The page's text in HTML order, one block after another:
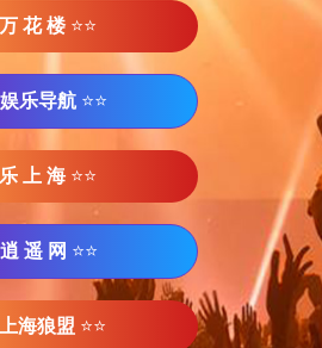
万 花 楼 ⭐⭐
娱乐导航 ⭐⭐
乐 上 海 ⭐⭐
逍 遥 网 ⭐⭐
上海狼盟 ⭐⭐